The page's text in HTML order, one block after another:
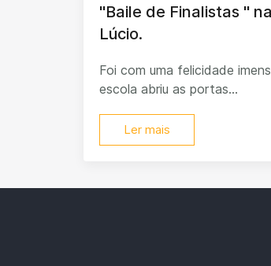
"Baile de Finalistas "
Lúcio.
Foi com uma felicidade
escola abriu as portas...
Ler mais